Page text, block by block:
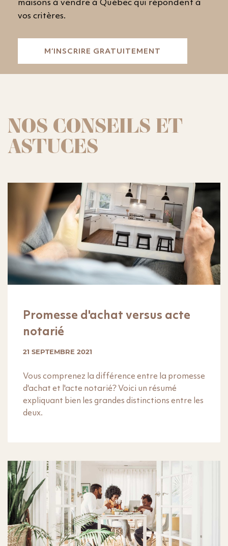
maisons à vendre à Québec qui répondent à
vos critères.
M’INSCRIRE GRATUITEMENT
NOS CONSEILS ET
ASTUCES
Promesse d'achat versus acte
notarié
21 SEPTEMBRE 2021
Vous comprenez la différence entre la promesse
d'achat et l'acte notarié? Voici un résumé
expliquant bien les grandes distinctions entre les
deux.